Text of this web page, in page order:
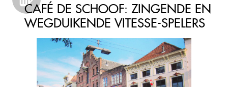
CAFÉ DE SCHOOF: ZINGENDE EN
WEGDUIKENDE VITESSE-SPELERS